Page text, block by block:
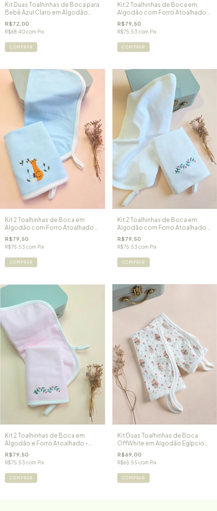
Kit Duas Toalhinhas de Boca para
Bebê Azul Claro em Algodão
Egípcio e Forro Atoalhado
Teddy
R$72,00
R$68,40 com Pix
COMPRAR
Kit 2 Toalhinhas de Boca em
Algodão com Forro Atoalhado -
Branca
R$79,50
R$75,53 com Pix
COMPRAR
Kit 2 Toalhinhas de Boca em
Algodão com Forro Atoalhado -
Azul
R$79,50
R$75,53 com Pix
COMPRAR
Kit 2 Toalhinhas de Boca em
Algodão com Forro Atoalhado -
OffWhite
R$79,50
R$75,53 com Pix
COMPRAR
Kit 2 Toalhinhas de Boca em
Algodão e Forro Atoalhado -
Rosa
R$79,50
R$75,53 com Pix
COMPRAR
Kit Duas Toalhinhas de Boca
OffWhite em Algodão Egípcio
Ursinha Luna
R$69,00
R$65,55 com Pix
COMPRAR